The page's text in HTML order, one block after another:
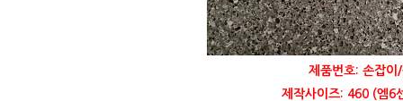
제품번호: 손잡이
제작사이즈: 460 (엠6